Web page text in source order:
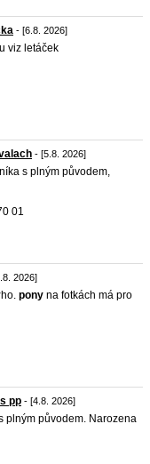
- [6.8. 2026]
viz letáček
- [5.8. 2026]
s plným původem,
01
2026]
ho. pony na fotkách má pro
pp - [4.8. 2026]
plným původem. Narozena